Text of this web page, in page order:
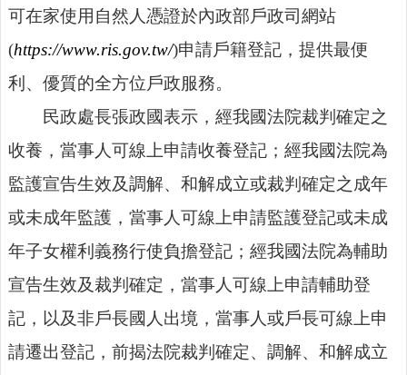
便
民
務
計
訊
法
令
章
FAQ
網
可在家使用自然人憑證於內政部戶政司網站
(https://www.ris.gov.tw/)申請戶籍登記，提供最便
利、優質的全方位戶政服務。
民政處長張政國表示，經我國法院裁判確定之
收養，當事人可線上申請收養登記；經我國法院為
監護宣告生效及調解、和解成立或裁判確定之成年
或未成年監護，當事人可線上申請監護登記或未成
年子女權利義務行使負擔登記；經我國法院為輔助
宣告生效及裁判確定，當事人可線上申請輔助登
記，以及非戶長國人出境，當事人或戶長可線上申
請遷出登記，前揭法院裁判確定、調解、和解成立